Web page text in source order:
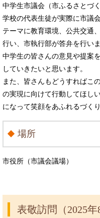
中学生市議会（市ふるさとづ
学校の代表生徒が実際に市議
テーマに教育環境、公共交通
行い、市執行部が答弁を行いま
中学生の皆さんの意見や提案
していきたいと思います。
また、皆さんもどうすればこ
の実現に向けて行動してほし
になって笑顔をあふれるづく
場所
市役所（市議会議場）
表敬訪問（2025年